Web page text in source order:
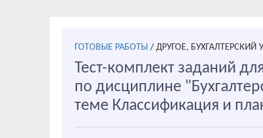
ГОТОВЫЕ РАБОТЫ / ДРУГОЕ, БУХГАЛТЕРСКИЙ
Тест-комплект заданий
по дисциплине
теме Классификация и